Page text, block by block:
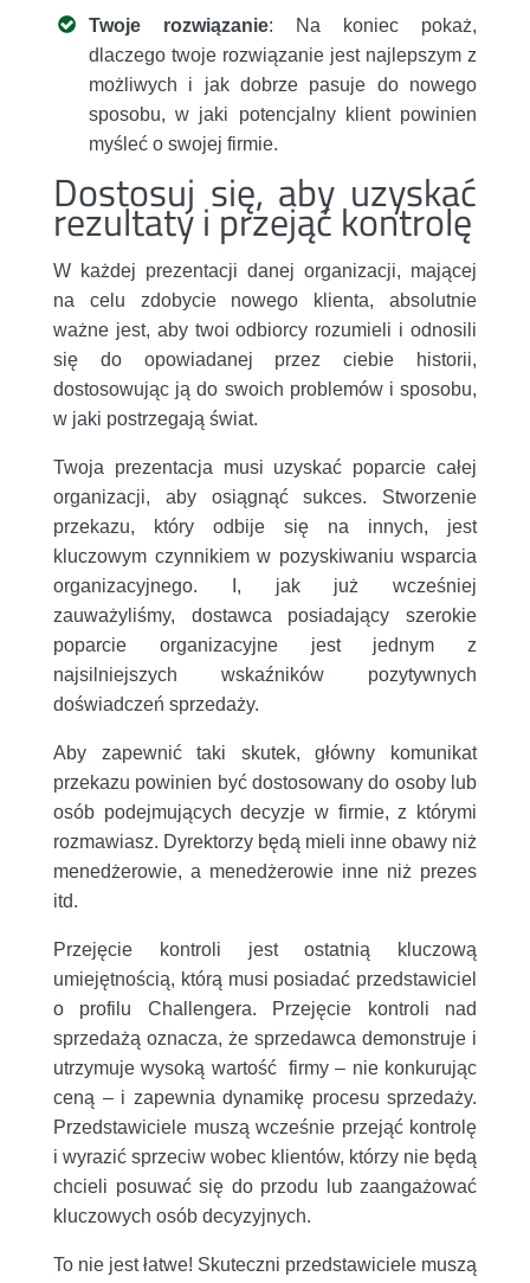
Twoje rozwiązanie: Na koniec pokaż,
dlaczego twoje rozwiązanie jest najlepszym z
możliwych i jak dobrze pasuje do nowego
sposobu, w jaki potencjalny klient powinien
myśleć o swojej firmie.
Dostosuj się, aby uzyskać
rezultaty i przejąć kontrolę
W każdej prezentacji danej organizacji, mającej
na celu zdobycie nowego klienta, absolutnie
ważne jest, aby twoi odbiorcy rozumieli i odnosili
się do opowiadanej przez ciebie historii,
dostosowując ją do swoich problemów i sposobu,
w jaki postrzegają świat.
Twoja prezentacja musi uzyskać poparcie całej
organizacji, aby osiągnąć sukces. Stworzenie
przekazu, który odbije się na innych, jest
kluczowym czynnikiem w pozyskiwaniu wsparcia
organizacyjnego. I, jak już wcześniej
zauważyliśmy, dostawca posiadający szerokie
poparcie organizacyjne jest jednym z
najsilniejszych wskaźników pozytywnych
doświadczeń sprzedaży.
Aby zapewnić taki skutek, główny komunikat
przekazu powinien być dostosowany do osoby lub
osób podejmujących decyzje w firmie, z którymi
rozmawiasz. Dyrektorzy będą mieli inne obawy niż
menedżerowie, a menedżerowie inne niż prezes
itd.
Przejęcie kontroli jest ostatnią kluczową
umiejętnością, którą musi posiadać przedstawiciel
o profilu Challengera. Przejęcie kontroli nad
sprzedażą oznacza, że sprzedawca demonstruje i
utrzymuje wysoką wartość firmy – nie konkurując
ceną – i zapewnia dynamikę procesu sprzedaży.
Przedstawiciele muszą wcześnie przejąć kontrolę
i wyrazić sprzeciw wobec klientów, którzy nie będą
chcieli posuwać się do przodu lub zaangażować
kluczowych osób decyzyjnych.
To nie jest łatwe! Skuteczni przedstawiciele muszą